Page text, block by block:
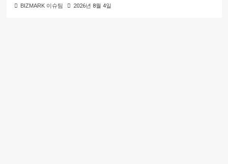
BIZMARK 이슈팀 2026년 8월 4일